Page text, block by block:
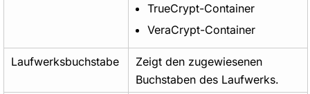
TrueCrypt-Container
VeraCrypt-Container
Laufwerksbuchstabe
Zeigt den zugewiesenen
Buchstaben des Laufwerks.